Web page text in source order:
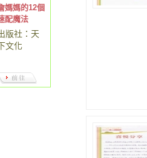
媽媽的12個
配魔法
版社：天
文化